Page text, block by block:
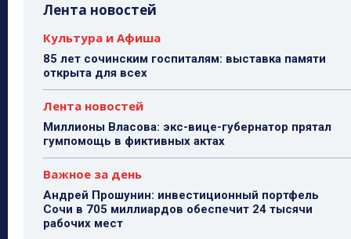
Лента новостей
Культура и Афиша
85 лет сочинским госпиталям: выставка памяти
открыта для всех
Лента новостей
Миллионы Власова: экс-вице-губернатор прятал
гумпомощь в фиктивных актах
Важное за день
Андрей Прошунин: инвестиционный портфель
Сочи в 705 миллиардов обеспечит 24 тысячи
рабочих мест